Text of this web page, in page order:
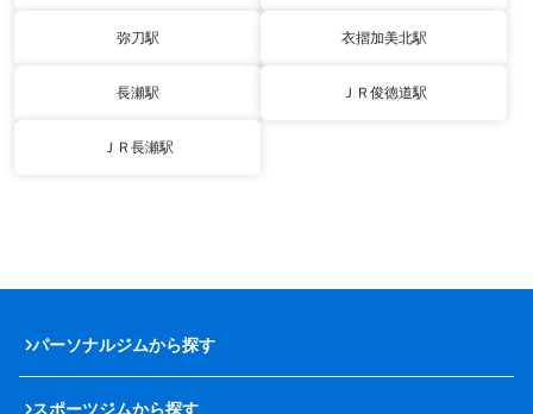
弥刀駅 衣摺加美北駅
長瀬駅 ＪＲ俊徳道駅
ＪＲ長瀬駅
パーソナルジムから探す
スポーツジムから探す